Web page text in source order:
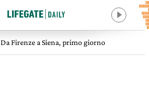
Da Firenze a Siena, primo giorno